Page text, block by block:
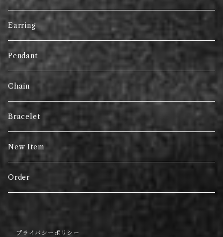
Earring
Pendant
Chain
Bracelet
New Item
Order
プライバシーポリシー